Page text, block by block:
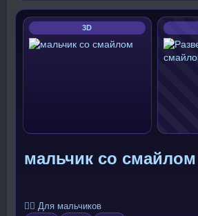
3D
мальчик со смайлом
🧍‍♂️ Для мальчиков